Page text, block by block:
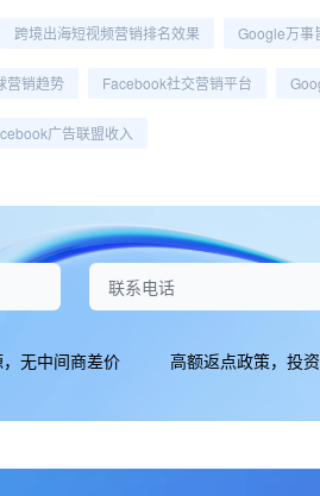
跨境出海短视频营销排名效果 Google万事
营销趋势 Facebook社交营销平台
广告联盟收入
无中间商差价 高额返点政策，投